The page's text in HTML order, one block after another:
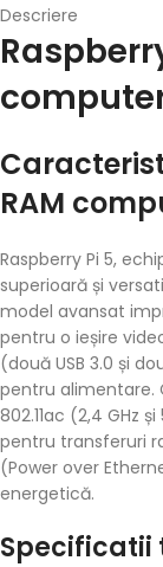
Descriere
RAM
Raspberry Pi 5,
superioară și
model avansat
pentru o ieșire
(două USB 3.0 și
pentru alimentare.
802.11ac (2,4 GHz
pentru transferuri
(Power over
energetică.
Specificatii